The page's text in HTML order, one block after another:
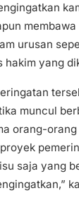
urusan
hakim yang
muncul
orang-
saja yang